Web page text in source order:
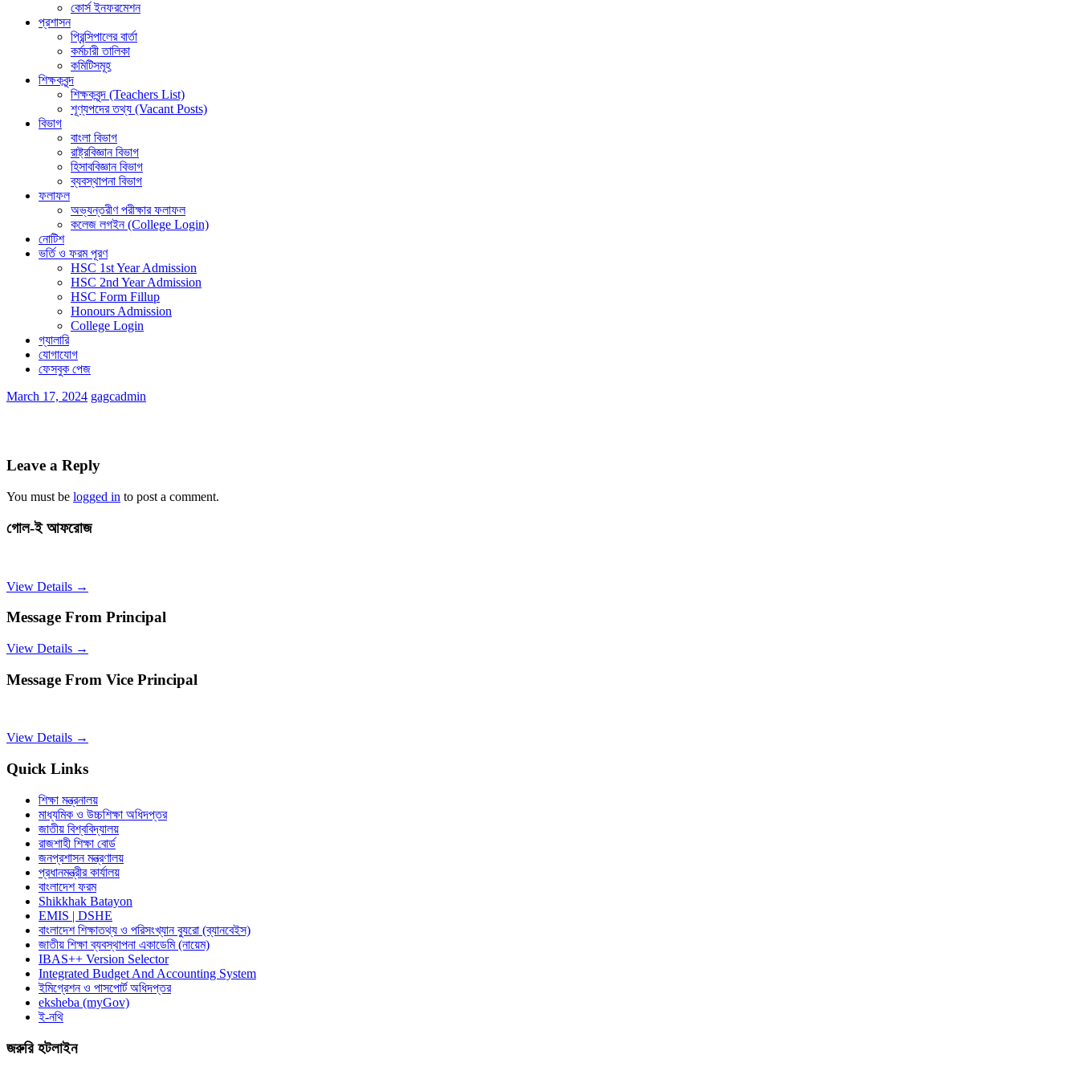
কোর্স ইনফরমেশন
প্রশাসন
প্রিন্সিপালের বার্তা
কর্মচারী তালিকা
কমিটিসমূহ
শিক্ষকবৃন্দ
শিক্ষকবৃন্দ (Teachers List)
শূণ্যপদের তথ্য (Vacant Posts)
বিভাগ
বাংলা বিভাগ
রাষ্ট্রবিজ্ঞান বিভাগ
হিসাববিজ্ঞান বিভাগ
ব্যবস্থাপনা বিভাগ
ফলাফল
অভ্যন্তরীণ পরীক্ষার ফলাফল
কলেজ লগইন (College Login)
নোটিশ
ভর্তি ও ফরম পূরণ
HSC 1st Year Admission
HSC 2nd Year Admission
HSC Form Fillup
Honours Admission
College Login
গ্যালারি
যোগাযোগ
ফেসবুক পেজ
March 17, 2024 gagcadmin
Leave a Reply
You must be logged in to post a comment.
গোল-ই আফরোজ
View Details →
Message From Principal
View Details →
Message From Vice Principal
View Details →
Quick Links
শিক্ষা মন্ত্রনালয়
মাধ্যমিক ও উচ্চশিক্ষা অধিদপ্তর
জাতীয় বিশ্ববিদ্যালয়
রাজশাহী শিক্ষা বোর্ড
জনপ্রশাসন মন্ত্রণালয়
প্রধানমন্ত্রীর কার্যালয়
বাংলাদেশ ফরম
Shikkhak Batayon
EMIS | DSHE
বাংলাদেশ শিক্ষাতথ্য ও পরিসংখ্যান ব্যুরো (ব্যানবেইস)
জাতীয় শিক্ষা ব্যবস্থাপনা একাডেমি (নায়েম)
IBAS++ Version Selector
Integrated Budget And Accounting System
ইমিগ্রেশন ও পাসপোর্ট অধিদপ্তর
eksheba (myGov)
ই-নথি
জরুরি হটলাইন